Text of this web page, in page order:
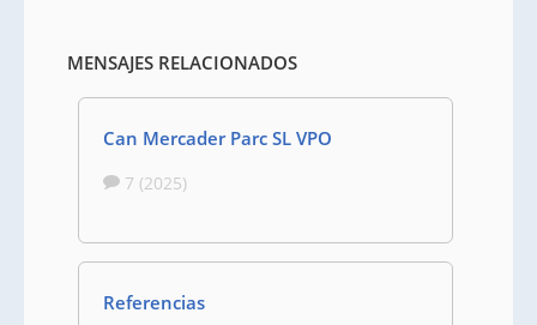
MENSAJES RELACIONADOS
Can Mercader Parc SL VPO
7 (2025)
Referencias